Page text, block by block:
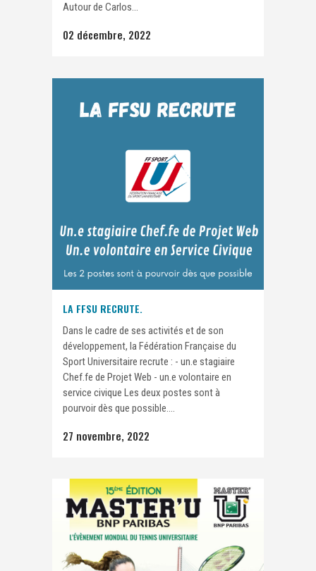
Autour de Carlos...
02 décembre, 2022
LA FFSU RECRUTE.
Dans le cadre de ses activités et de son
développement, la Fédération Française du
Sport Universitaire recrute : - un.e stagiaire
Chef.fe de Projet Web - un.e volontaire en
service civique Les deux postes sont à
pourvoir dès que possible....
27 novembre, 2022